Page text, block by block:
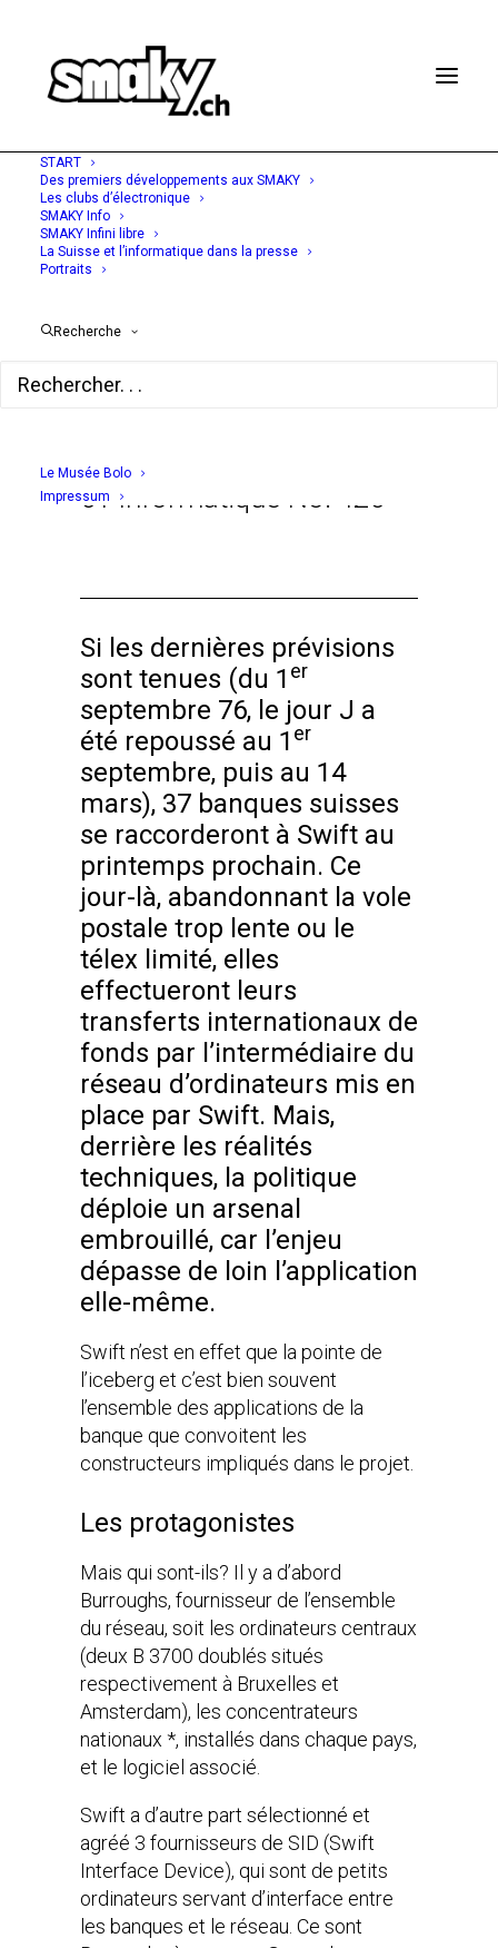
START
Des premiers développements aux SMAKY
Les clubs d’électronique
SMAKY Info
SMAKY Infini libre
La Suisse et l’informatique dans la presse
Portraits
Recherche
Le Musée Bolo
Impressum
24 JANVIER 1977
fonds... - Les banques
suisses raccordées à
01 Informatique No. 420
Si les dernières prévisions
sont tenues (du 1 er
septembre 76, le jour J a
été repoussé au 1 er
septembre, puis au 14
mars), 37 banques suisses
se raccorderont à Swift au
printemps prochain. Ce
jour-là, abandonnant la vole
postale trop lente ou le
télex limité, elles
effectueront leurs
transferts internationaux de
fonds par l’intermédiaire du
réseau d’ordinateurs mis en
place par Swift. Mais,
derrière les réalités
techniques, la politique
déploie un arsenal
embrouillé, car l’enjeu
dépasse de loin l’application
elle-même.
Swift n’est en effet que la pointe de
l’iceberg et c’est bien souvent
l’ensemble des applications de la
banque que convoitent les
constructeurs impliqués dans le projet.
Les protagonistes
Mais qui sont-ils? Il y a d’abord
Burroughs, fournisseur de l’ensemble
du réseau, soit les ordinateurs centraux
(deux B 3700 doublés situés
respectivement à Bruxelles et
Amsterdam), les concentrateurs
nationaux *, installés dans chaque pays,
et le logiciel associé.
Swift a d’autre part sélectionné et
agréé 3 fournisseurs de SID (Swift
Interface Device), qui sont de petits
ordinateurs servant d’interface entre
les banques et le réseau. Ce sont